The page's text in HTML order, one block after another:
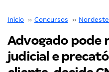
Início ›› Concursos ›› Nordeste
Advogado pode
judicial e